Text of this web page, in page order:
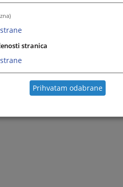
stranica
Prihvatam odabrane